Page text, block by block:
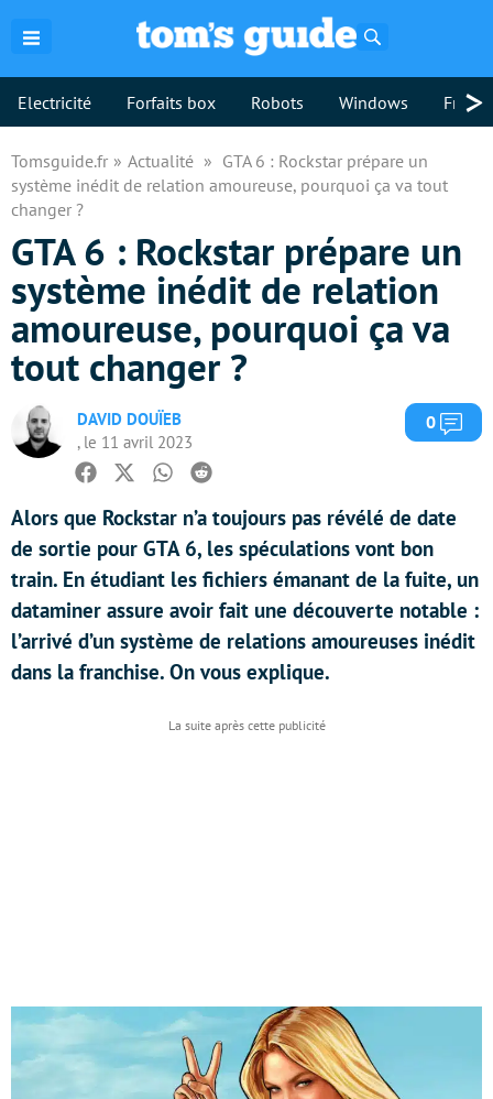
Electricité Forfaits box Robots Windows >
Tomsguide.fr Actualité
GTA 6 : Rockstar prépare un
système inédit de relation amoureuse, pourquoi ça va tout
changer ?
GTA 6 : Rockstar prépare un
système inédit de relation
amoureuse, pourquoi ça va
tout changer ?
DAVID DOUÏEB
, le 11 avril 2023
0
Facebook
TwitterWhatsapp
Reddit
Alors que Rockstar n’a toujours pas révélé de date
de sortie pour GTA 6, les spéculations vont bon
train. En étudiant les fichiers émanant de la fuite, un
dataminer assure avoir fait une découverte notable :
l’arrivé d’un système de relations amoureuses inédit
dans la franchise. On vous explique.